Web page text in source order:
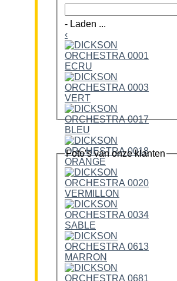
- Laden ...
‹
Foto’s van onze klanten